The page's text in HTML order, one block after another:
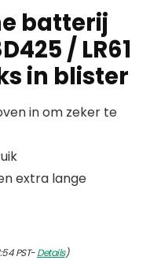
batterij
/ LR61
in blister
in om zeker te
extra lange
PST-Details)